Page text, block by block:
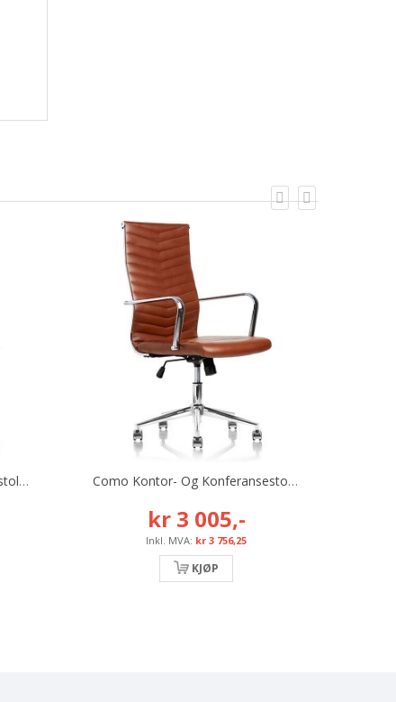
Lucca Kontor- Og Konferansestol, Brun, Inkl. Armlene Og Høy Rygg Como Kontor- Og Konferansestol, Brun, Inkl. Armlene Og Høy Rygg
kr 3 005,-
kr 3 756,25
KJØP